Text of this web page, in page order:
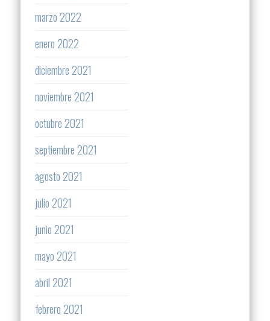
marzo 2022
enero 2022
diciembre 2021
noviembre 2021
octubre 2021
septiembre 2021
agosto 2021
julio 2021
junio 2021
mayo 2021
abril 2021
febrero 2021